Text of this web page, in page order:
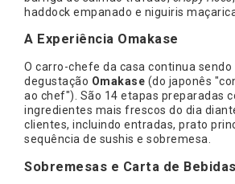
haddock empanado e niguiris
A Experiência Omakase
O carro-chefe da casa continua sendo
degustação Omakase (do japonês
ao chef"). São 14 etapas preparadas
ingredientes mais frescos do dia
clientes, incluindo entradas, prato
sequência de sushis e sobremesa.
Sobremesas e Carta de Bebidas